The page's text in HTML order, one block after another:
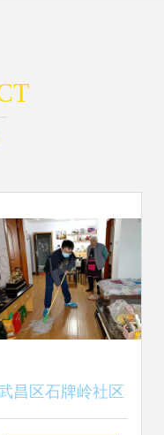
昌区石牌岭社区